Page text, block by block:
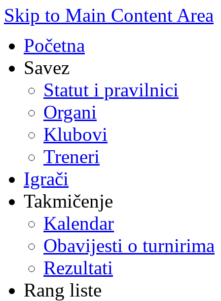
Skip to Main Content Area
Početna
Savez
Statut i pravilnici
Organi
Klubovi
Treneri
Igrači
Takmičenje
Kalendar
Obavijesti o turnirima
Rezultati
Rang liste